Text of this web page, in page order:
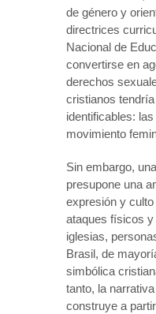
de género y
directrices
Nacional de
convertirse en
derechos
cristianos
identificables:
movimiento
Sin embargo,
presupone una
expresión y
ataques físicos
iglesias,
Brasil, de
simbólica
tanto, la
construye a